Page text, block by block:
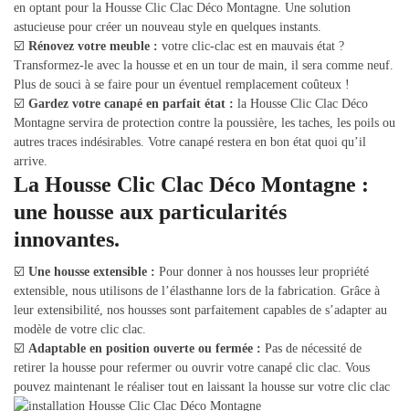
en optant pour la Housse Clic Clac Déco Montagne. Une solution
astucieuse pour créer un nouveau style en quelques instants.
☑️ Rénovez votre meuble : votre clic-clac est en mauvais état ?
Transformez-le avec la housse et en un tour de main, il sera comme neuf.
Plus de souci à se faire pour un éventuel remplacement coûteux !
☑️ Gardez votre canapé en parfait état : la Housse Clic Clac Déco
Montagne servira de protection contre la poussière, les taches, les poils ou
autres traces indésirables. Votre canapé restera en bon état quoi qu’il
arrive.
La Housse Clic Clac Déco Montagne :
une housse aux particularités
innovantes.
☑️ Une housse extensible : Pour donner à nos housses leur propriété
extensible, nous utilisons de l’élasthanne lors de la fabrication. Grâce à
leur extensibilité, nos housses sont parfaitement capables de s’adapter au
modèle de votre clic clac.
☑️ Adaptable en position ouverte ou fermée : Pas de nécessité de
retirer la housse pour refermer ou ouvrir votre canapé clic clac. Vous
pouvez maintenant le réaliser tout en laissant la housse sur votre clic clac